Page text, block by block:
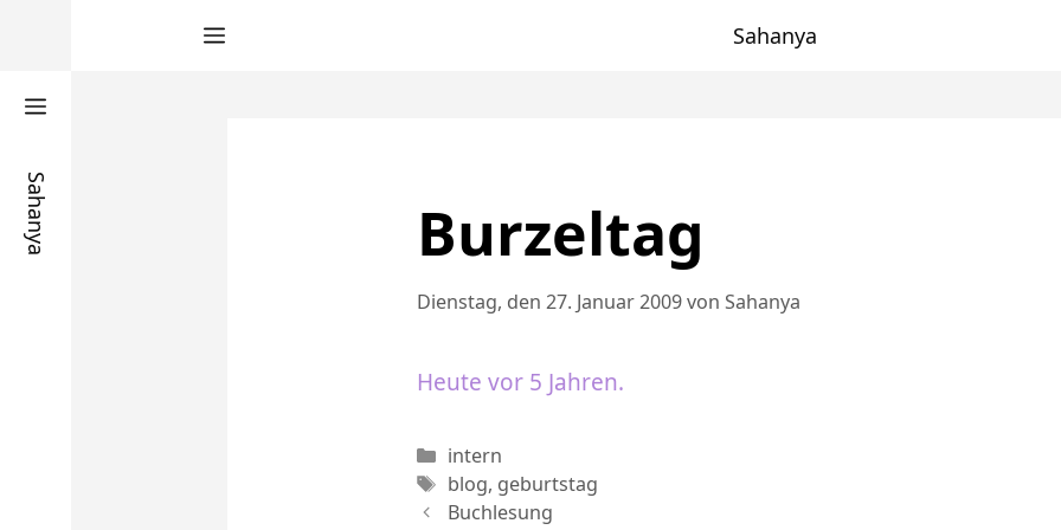
Sahanya
Sahanya Burzeltag
Dienstag, den 27. Januar 2009von Sahanya
Heute vor 5 Jahren.
Kategorien
intern
Schlagwörter
blog, geburtstag
Buchlesung